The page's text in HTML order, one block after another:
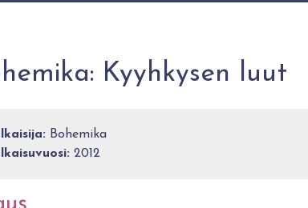
Kyyhkysen luut
Bohemika
2012